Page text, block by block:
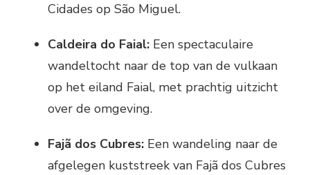
Cidades op São Miguel.
Caldeira do Faial: Een spectaculaire
wandeltocht naar de top van de vulkaan
op het eiland Faial, met prachtig uitzicht
over de omgeving.
Fajã dos Cubres: Een wandeling naar de
afgelegen kuststreek van Fajã dos Cubres